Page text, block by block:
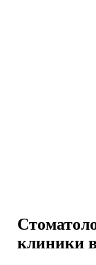
клиники